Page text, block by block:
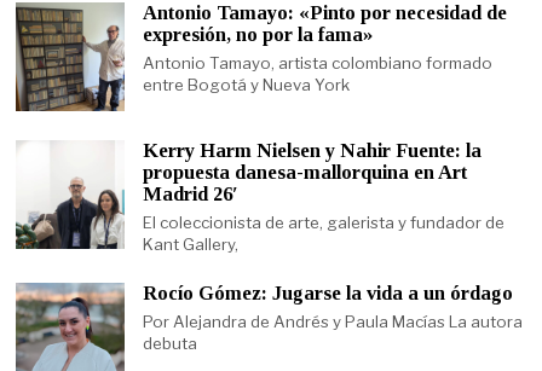
Antonio Tamayo: «Pinto por necesidad de
expresión, no por la fama»
Antonio Tamayo, artista colombiano formado
entre Bogotá y Nueva York
Kerry Harm Nielsen y Nahir Fuente: la
propuesta danesa-mallorquina en Art
Madrid 26′
El coleccionista de arte, galerista y fundador de
Kant Gallery,
Rocío Gómez: Jugarse la vida a un órdago
Por Alejandra de Andrés y Paula Macías La autora
debuta